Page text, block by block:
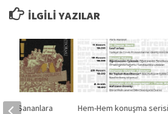
İLGILI YAZILAR
Hem-Hem konuşma serisi
Sananlara